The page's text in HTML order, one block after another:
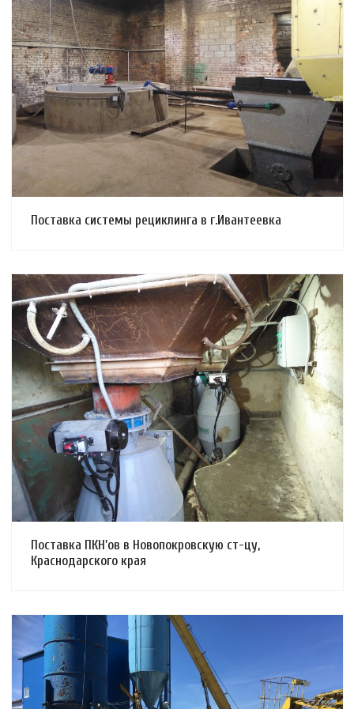
Смотреть проект
Поставка системы рециклинга в г.Ивантеевка
Смотреть проект
Поставка ПКН'ов в Новопокровскую ст-цу,
Краснодарского края